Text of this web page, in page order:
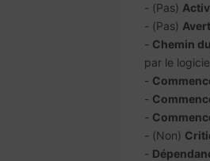
- (Pas)
- (Pas)
- Chemin
par le
-
-
-
- (Non)
-